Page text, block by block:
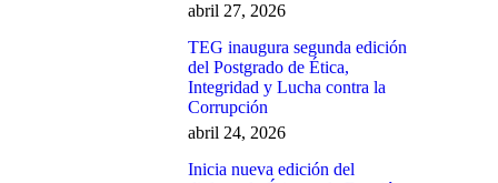
abril 27, 2026
TEG inaugura segunda edición
del Postgrado de Ética,
Integridad y Lucha contra la
Corrupción
abril 24, 2026
Inicia nueva edición del